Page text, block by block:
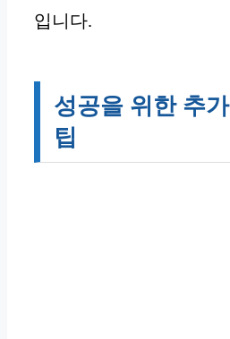
입니다.
성공을 위한 추가
팁